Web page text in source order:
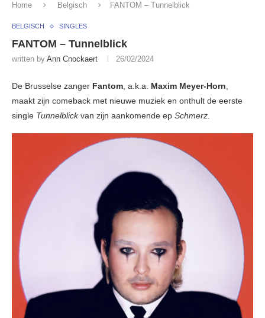
Home Belgisch FANTOM – Tunnelblick
BELGISCH SINGLES
FANTOM – Tunnelblick
written by Ann Cnockaert 26/02/2024
De Brusselse zanger Fantom, a.k.a. Maxim Meyer-Horn,
maakt zijn comeback met nieuwe muziek en onthult de eerste
single Tunnelblickvan zijn aankomende ep Schmerz.